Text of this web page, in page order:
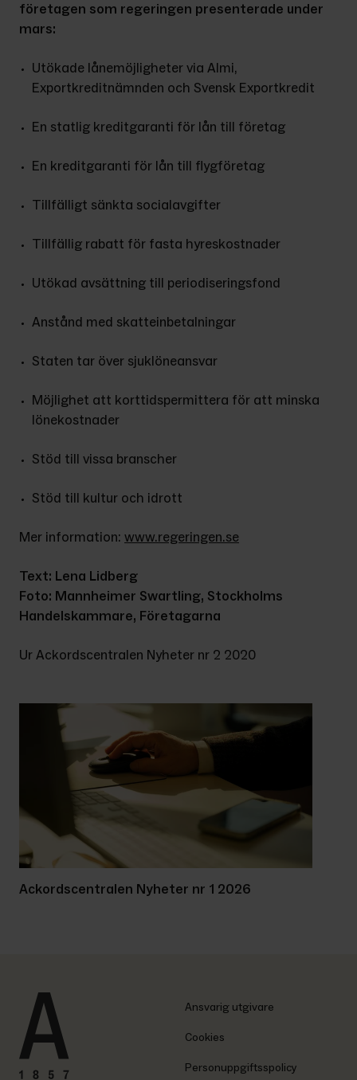
företagen som regeringen presenterade under
mars:
Utökade lånemöjligheter via Almi,
Exportkreditnämnden och Svensk Exportkredit
En statlig kreditgaranti för lån till företag
En kreditgaranti för lån till flygföretag
Tillfälligt sänkta socialavgifter
Tillfällig rabatt för fasta hyreskostnader
Utökad avsättning till periodiseringsfond
Anstånd med skatteinbetalningar
Staten tar över sjuklöneansvar
Möjlighet att korttidspermittera för att minska
lönekostnader
Stöd till vissa branscher
Stöd till kultur och idrott
Mer information: www.regeringen.se
Text: Lena Lidberg
Foto: Mannheimer Swartling, Stockholms
Handelskammare, Företagarna
Ur Ackordscentralen Nyheter nr 2 2020
Ackordscentralen Nyheter nr 1 2026
Ansvarig utgivare
Cookies
Personuppgiftsspolicy